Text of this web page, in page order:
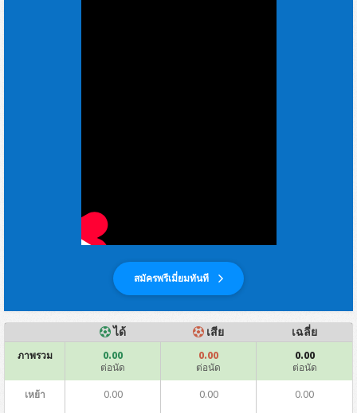
สมัครพรีเมี่ยมทันที
ได้ เสีย เฉลี่ย
ภาพรวม 0.00
ต่อนัด
0.00
ต่อนัด
0.00
ต่อนัด
เหย้า 0.00 0.00 0.00